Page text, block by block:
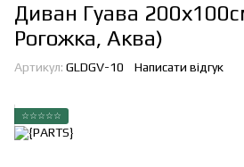
Диван Гуава
Рогожка, Аква)
Артикул: GLDGV-10 Написати відгук
☆☆☆☆☆